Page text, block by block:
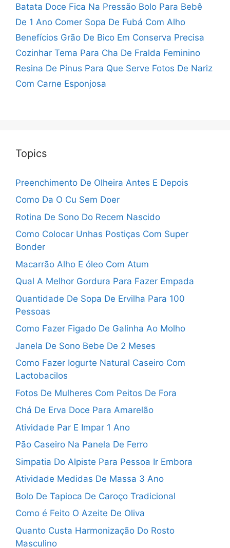
Batata Doce Fica Na Pressão Bolo Para Bebê
De 1 Ano Comer Sopa De Fubá Com Alho
Benefícios Grão De Bico Em Conserva Precisa
Cozinhar Tema Para Cha De Fralda Feminino
Resina De Pinus Para Que Serve Fotos De Nariz
Com Carne Esponjosa
Topics
Preenchimento De Olheira Antes E Depois
Como Da O Cu Sem Doer
Rotina De Sono Do Recem Nascido
Como Colocar Unhas Postiças Com Super
Bonder
Macarrão Alho E óleo Com Atum
Qual A Melhor Gordura Para Fazer Empada
Quantidade De Sopa De Ervilha Para 100
Pessoas
Como Fazer Figado De Galinha Ao Molho
Janela De Sono Bebe De 2 Meses
Como Fazer Iogurte Natural Caseiro Com
Lactobacilos
Fotos De Mulheres Com Peitos De Fora
Chá De Erva Doce Para Amarelão
Atividade Par E Impar 1 Ano
Pão Caseiro Na Panela De Ferro
Simpatia Do Alpiste Para Pessoa Ir Embora
Atividade Medidas De Massa 3 Ano
Bolo De Tapioca De Caroço Tradicional
Como é Feito O Azeite De Oliva
Quanto Custa Harmonização Do Rosto
Masculino